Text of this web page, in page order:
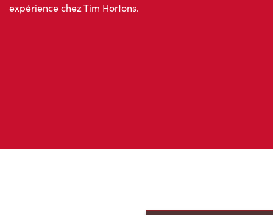
expérience chez Tim Hortons.